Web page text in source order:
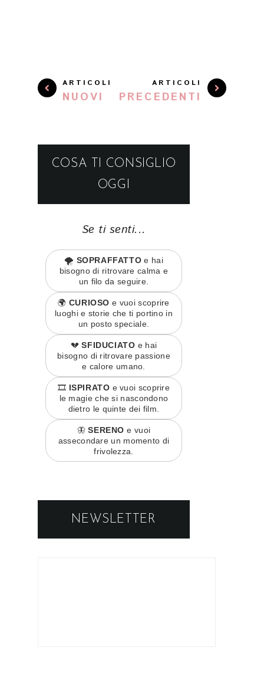
ARTICOLI
NUOVI
ARTICOLI
PRECEDENTI
COSA TI CONSIGLIO
OGGI
Se ti senti...
🌪️ SOPRAFFATTO e hai
bisogno di ritrovare calma e
un filo da seguire.
🌍 CURIOSO e vuoi scoprire
luoghi e storie che ti portino in
un posto speciale.
💔SFIDUCIATO e hai
bisogno di ritrovare passione
e calore umano.
🎞️ ISPIRATO e vuoi scoprire
le magie che si nascondono
dietro le quinte dei film.
🦋SERENO e vuoi
assecondare un momento di
frivolezza.
NEWSLETTER